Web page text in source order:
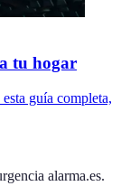
tu hogar
guía completa,
alarma.es.